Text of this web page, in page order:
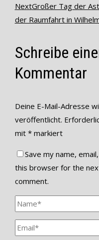
NextGroßer Tag der
der Raumfahrt in
Schreibe
Kommentar
Deine E-Mail-Adresse
veröffentlicht.
mit *markiert
Save my name,
this browser for the
comment.